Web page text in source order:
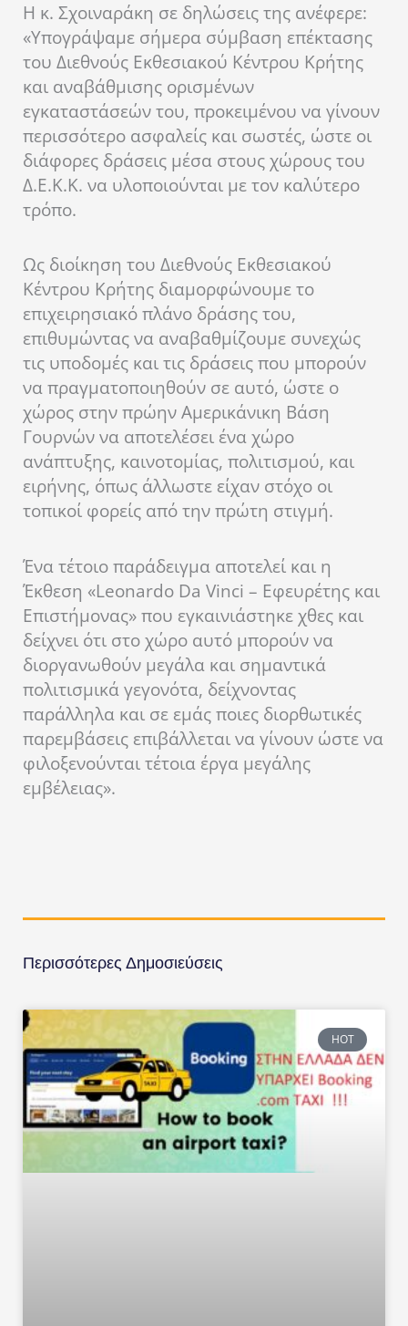
Η κ. Σχοιναράκη σε δηλώσεις της ανέφερε:
«Υπογράψαμε σήμερα σύμβαση επέκτασης
του Διεθνούς Εκθεσιακού Κέντρου Κρήτης
και αναβάθμισης ορισμένων
εγκαταστάσεών του, προκειμένου να γίνουν
περισσότερο ασφαλείς και σωστές, ώστε οι
διάφορες δράσεις μέσα στους χώρους του
Δ.Ε.Κ.Κ. να υλοποιούνται με τον καλύτερο
τρόπο.
Ως διοίκηση του Διεθνούς Εκθεσιακού
Κέντρου Κρήτης διαμορφώνουμε το
επιχειρησιακό πλάνο δράσης του,
επιθυμώντας να αναβαθμίζουμε συνεχώς
τις υποδομές και τις δράσεις που μπορούν
να πραγματοποιηθούν σε αυτό, ώστε ο
χώρος στην πρώην Αμερικάνικη Βάση
Γουρνών να αποτελέσει ένα χώρο
ανάπτυξης, καινοτομίας, πολιτισμού, και
ειρήνης, όπως άλλωστε είχαν στόχο οι
τοπικοί φορείς από την πρώτη στιγμή.
Ένα τέτοιο παράδειγμα αποτελεί και η
Έκθεση «Leonardo Da Vinci – Εφευρέτης και
Επιστήμονας» που εγκαινιάστηκε χθες και
δείχνει ότι στο χώρο αυτό μπορούν να
διοργανωθούν μεγάλα και σημαντικά
πολιτισμικά γεγονότα, δείχνοντας
παράλληλα και σε εμάς ποιες διορθωτικές
παρεμβάσεις επιβάλλεται να γίνουν ώστε να
φιλοξενούνται τέτοια έργα μεγάλης
εμβέλειας».
Περισσότερες Δημοσιεύσεις
HOT